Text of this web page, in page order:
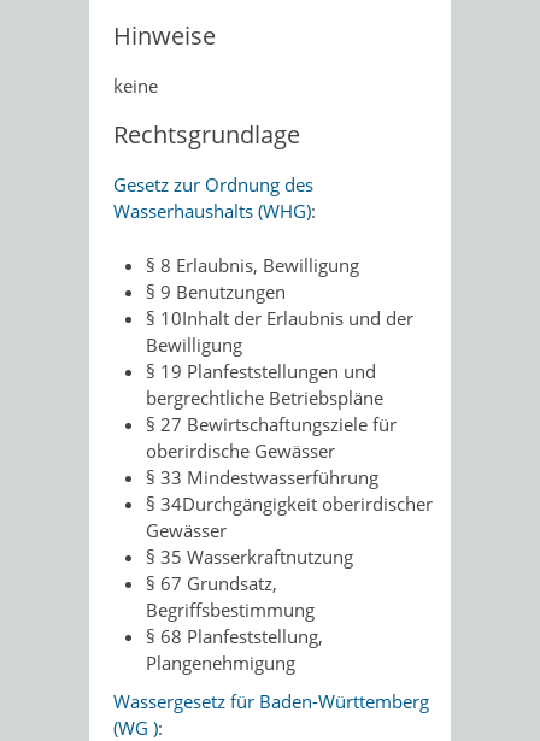
Hinweise
keine
Rechtsgrundlage
Gesetz zur Ordnung des
Wasserhaushalts (WHG):
§ 8 Erlaubnis, Bewilligung
§ 9 Benutzungen
§ 10Inhalt der Erlaubnis und der
Bewilligung
§ 19 Planfeststellungen und
bergrechtliche Betriebspläne
§ 27 Bewirtschaftungsziele für
oberirdische Gewässer
§ 33 Mindestwasserführung
§ 34Durchgängigkeit oberirdischer
Gewässer
§ 35 Wasserkraftnutzung
§ 67 Grundsatz,
Begriffsbestimmung
§ 68 Planfeststellung,
Plangenehmigung
Wassergesetz für Baden-Württemberg
(WG ):